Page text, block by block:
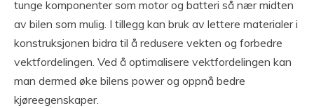
tunge komponenter som motor og batteri så nær midten
av bilen som mulig. I tillegg kan bruk av lettere materialer i
konstruksjonen bidra til å redusere vekten og forbedre
vektfordelingen. Ved å optimalisere vektfordelingen kan
man dermed øke bilens power og oppnå bedre
kjøreegenskaper.